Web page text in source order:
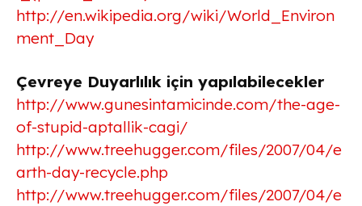
http://en.wikipedia.org/wiki/World_Environ
ment_Day
Çevreye Duyarlılık için yapılabilecekler
http://www.gunesintamicinde.com/the-age-
of-stupid-aptallik-cagi/
http://www.treehugger.com/files/2007/04/e
arth-day-recycle.php
http://www.treehugger.com/files/2007/04/e